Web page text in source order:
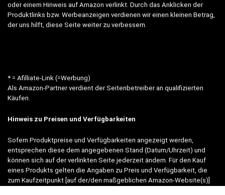
oder einem Hinweis auf Amazon verlinkt. Durch das Anklicken der
Produktlinks bzw. Werbeanzeigen verdienen wir einen kleinen Betrag,
der uns hilft, diese Seite weiter zu verbessern.
* = Afilliate-Link (=Werbung)
Als Amazon-Partner verdient der Seitenbetreiber an qualifizierten
Käufen.
Hinweis zu Preisen und Verfügbarkeiten
Sofern Produktpreise und Verfügbarkeiten angezeigt werden,
entsprechen diese dem angegebenen Stand (Datum/Uhrzeit) und
können sich auf der verlinkten Seite jederzeit ändern. Für den Kauf
eines Produkts gelten die Angaben zu Preis und Verfügbarkeit, die
zum Kaufzeitpunkt [auf der/den maßgeblichen Amazon-Website(s)]